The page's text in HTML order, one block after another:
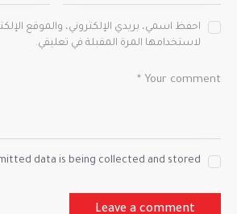
احفظ اسمي، بريدي الإلكتروني، والموقع
لاستخدامها المرة المقبلة في تعليقي.
data is being collected and stored.